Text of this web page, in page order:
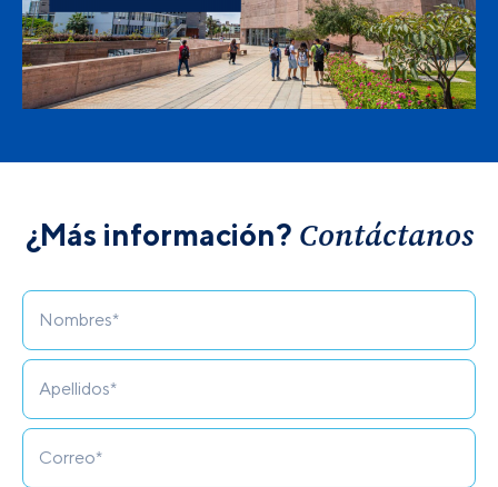
¿Más información? Contáctanos